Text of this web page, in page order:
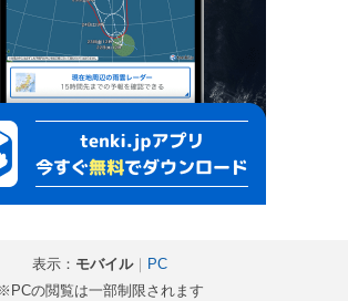
表示： モバイル｜
PC
※PCの閲覧は一部制限されます